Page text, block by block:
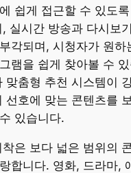
쉽게 접근할 수 있도
실시간 방송과 다시보
각되며, 시청자가 원하
램을 쉽게 찾아볼 수
맞춤형 추천 시스템이
선호에 맞는 콘텐츠를
있습니다.
은 보다 넓은 범위의
합니다. 영화, 드라마,